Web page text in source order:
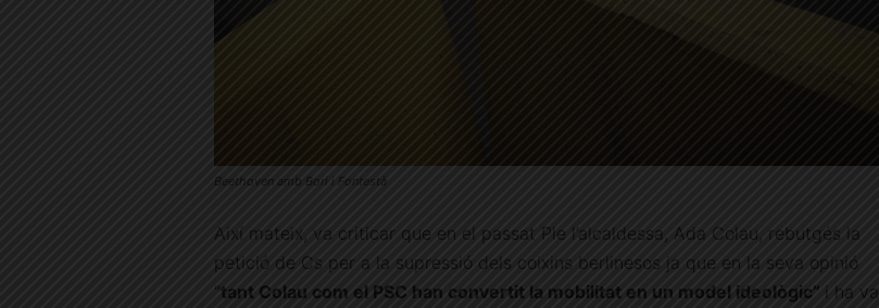
Beethoven amb Bori i Fontestà
Així mateix, va criticar que en el passat Ple l’alcaldessa, Ada Colau, rebutgés la
petició de Cs per a la supressió dels coixins berlinesos ja que en la seva opinió
“ tant Colau com el PSC han convertit la mobilitat en un model ideològic” i ha va